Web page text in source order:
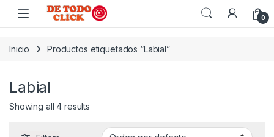
Saltar a Navegar
Saltar al contenido
0
Inicio Productos etiquetados “Labial”
Labial
Showing all 4 results